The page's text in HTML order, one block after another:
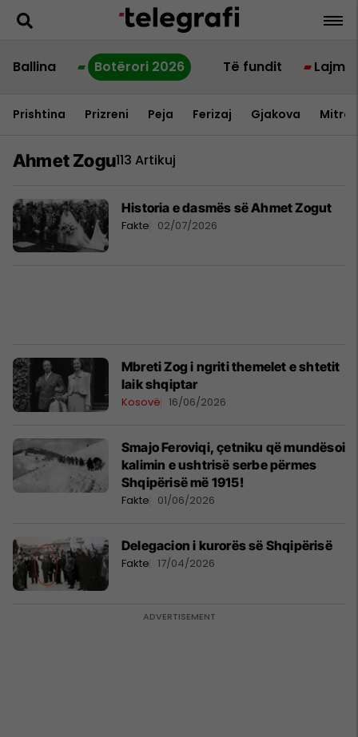
Ballina Botërori 2026 Të fundit Lajme
Prishtina Prizreni Peja Ferizaj Gjakova
Ahmet Zogu113 Artikuj
Historia e dasmës së Ahmet Zogut
Fakte 02/07/2026
Mbreti Zog i ngriti themelet e shtetit
laik shqiptar
Kosovë 16/06/2026
Smajo Feroviqi, çetniku që mundësoi
kalimin e ushtrisë serbe përmes
Shqipërisë më 1915!
Fakte 01/06/2026
Delegacion i kurorës së Shqipërisë
Fakte 17/04/2026